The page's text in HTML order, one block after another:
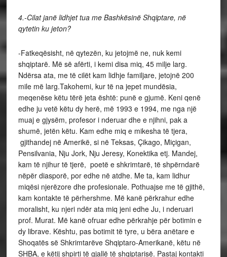
4.-Cilat janë lidhjet tua me Bashkësinë Shqiptare, në
qytetin ku jeton?
-Fatkeqësisht, në qytezën, ku jetojmë ne, nuk kemi
shqiptarë. Më së afërti, i kemi disa miq, 45 milje larg.
Ndërsa ata, me të cilët kam lidhje familjare, jetojnë 200
mile më larg.Takohemi, kur të na jepet mundësia,
meqenëse këtu tërë jeta është: punë e gjumë. Keni qenë
edhe ju vetë këtu dy herë, më 1993 e 1994, me nga një
muaj e gjysëm, profesor i nderuar dhe e njihni, pak a
shumë, jetën këtu. Kam edhe miq e mikesha të tjera,
gjithandej në Amerikë, si në Teksas, Çikago, Miçigan,
Pensilvania, Nju Jork, Nju Jeresy, Konektika etj. Mandej,
kam të njihur të tjerë, poetë e shkrimtarë, të shpërndarë
nëpër diasporë, por edhe në atdhe. Me ta, kam lidhur
miqësi njerëzore dhe profesionale. Pothuajse me të gjithë,
kam kontakte të përhershme. Më kanë përkrahur edhe
moralisht, ku njeri ndër ata miq jeni edhe Ju, i nderuari
prof. Murat. Më kanë ofruar edhe përkrahje për botimin e
dy librave. Kështu, pas botimit të tyre, u bëra anëtare e
Shoqatës së Shkrimtarëve Shqiptaro-Amerikanë, këtu në
SHBA, e këtij shpirti të gjallë të shqiptarisë. Pastaj kontakti